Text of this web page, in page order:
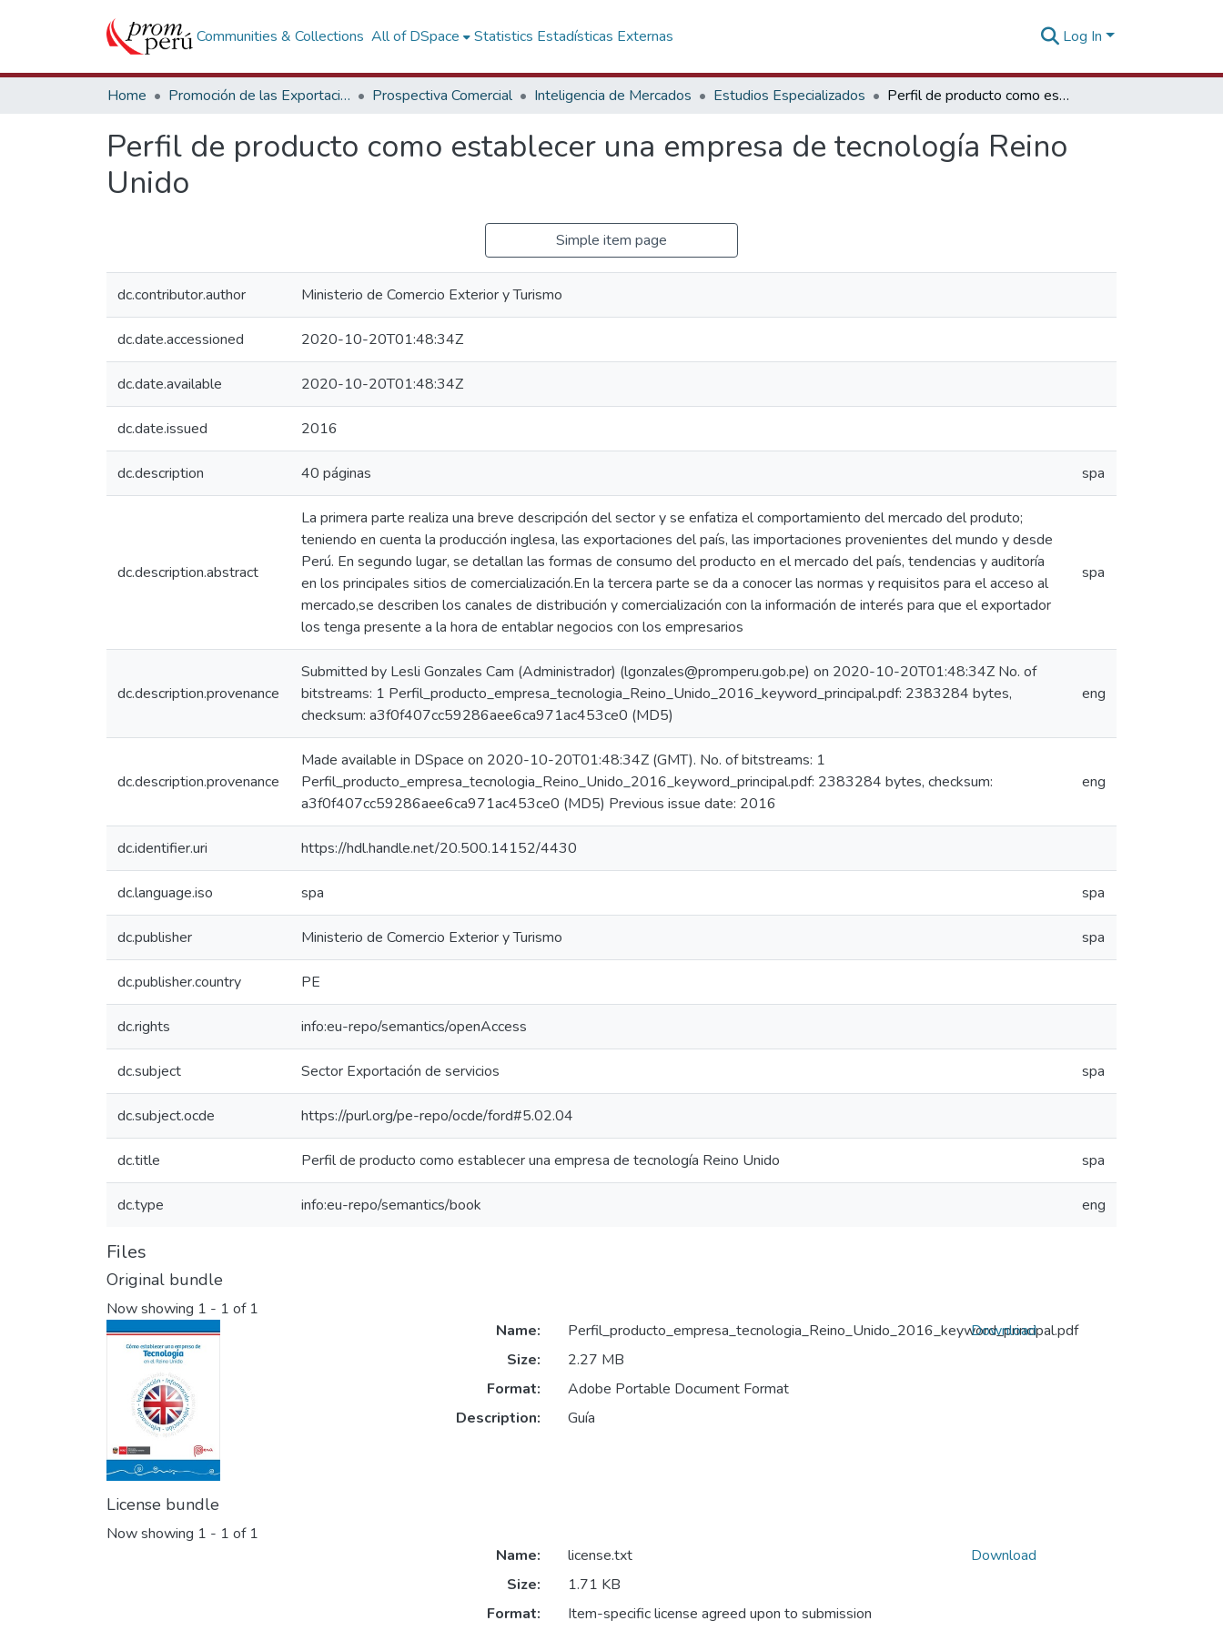
Communities & Collections All of DSpace Statistics Estadísticas Externas Log In
Home Promoción de las Exportaciones Prospectiva Comercial Inteligencia de Mercados Estudios Especializados Perfil de producto como establecer una empresa de tecnología Reino Unido
Perfil de producto como establecer una empresa de tecnología Reino
Unido
Simple item page
dc.contributor.author Ministerio de Comercio Exterior y Turismo
dc.date.accessioned 2020-10-20T01:48:34Z
dc.date.available 2020-10-20T01:48:34Z
dc.date.issued 2016
dc.description 40 páginas spa
dc.description.abstract
La primera parte realiza una breve descripción del sector y se enfatiza el comportamiento del mercado del produto;
teniendo en cuenta la producción inglesa, las exportaciones del país, las importaciones provenientes del mundo y desde
Perú. En segundo lugar, se detallan las formas de consumo del producto en el mercado del país, tendencias y auditoría
en los principales sitios de comercialización.En la tercera parte se da a conocer las normas y requisitos para el acceso al
mercado,se describen los canales de distribución y comercialización con la información de interés para que el exportador
los tenga presente a la hora de entablar negocios con los empresarios
spa
dc.description.provenance
Submitted by Lesli Gonzales Cam (Administrador) (lgonzales@promperu.gob.pe) on 2020-10-20T01:48:34Z No. of
bitstreams: 1 Perfil_producto_empresa_tecnologia_Reino_Unido_2016_keyword_principal.pdf: 2383284 bytes,
checksum: a3f0f407cc59286aee6ca971ac453ce0 (MD5)
eng
dc.description.provenance
Made available in DSpace on 2020-10-20T01:48:34Z (GMT). No. of bitstreams: 1
Perfil_producto_empresa_tecnologia_Reino_Unido_2016_keyword_principal.pdf: 2383284 bytes, checksum:
a3f0f407cc59286aee6ca971ac453ce0 (MD5) Previous issue date: 2016
eng
dc.identifier.uri https://hdl.handle.net/20.500.14152/4430
dc.language.iso spa spa
dc.publisher Ministerio de Comercio Exterior y Turismo spa
dc.publisher.country PE
dc.rights info:eu-repo/semantics/openAccess
dc.subject Sector Exportación de servicios spa
dc.subject.ocde https://purl.org/pe-repo/ocde/ford#5.02.04
dc.title Perfil de producto como establecer una empresa de tecnología Reino Unido spa
dc.type info:eu-repo/semantics/book eng
Files
Original bundle
Now showing 1 - 1 of 1
Name:
Perfil_producto_empresa_tecnologia_Reino_Unido_2016_keyword_principal.pdf
Size:
2.27 MB
Format:
Adobe Portable Document Format
Description:
Guía
Download
License bundle
Now showing 1 - 1 of 1
Name:
license.txt
Size:
1.71 KB
Format:
Item-specific license agreed upon to submission
Download